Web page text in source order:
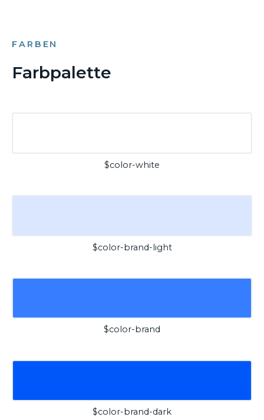
FARBEN
Farbpalette
$color-white
$color-brand-light
$color-brand
$color-brand-dark